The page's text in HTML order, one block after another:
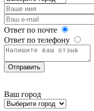
Ответ по почте
Ответ по телефону
Отправить
Ваш город